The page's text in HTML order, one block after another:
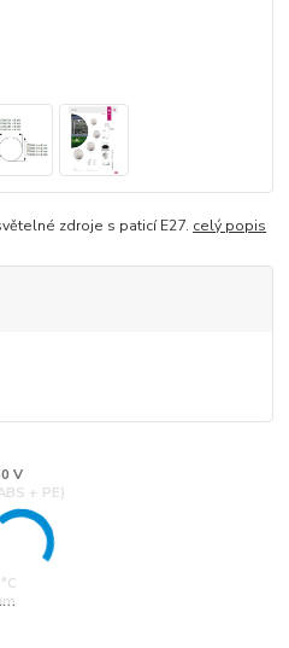
zdroje s paticí E27. celý popis
V
+ PE)